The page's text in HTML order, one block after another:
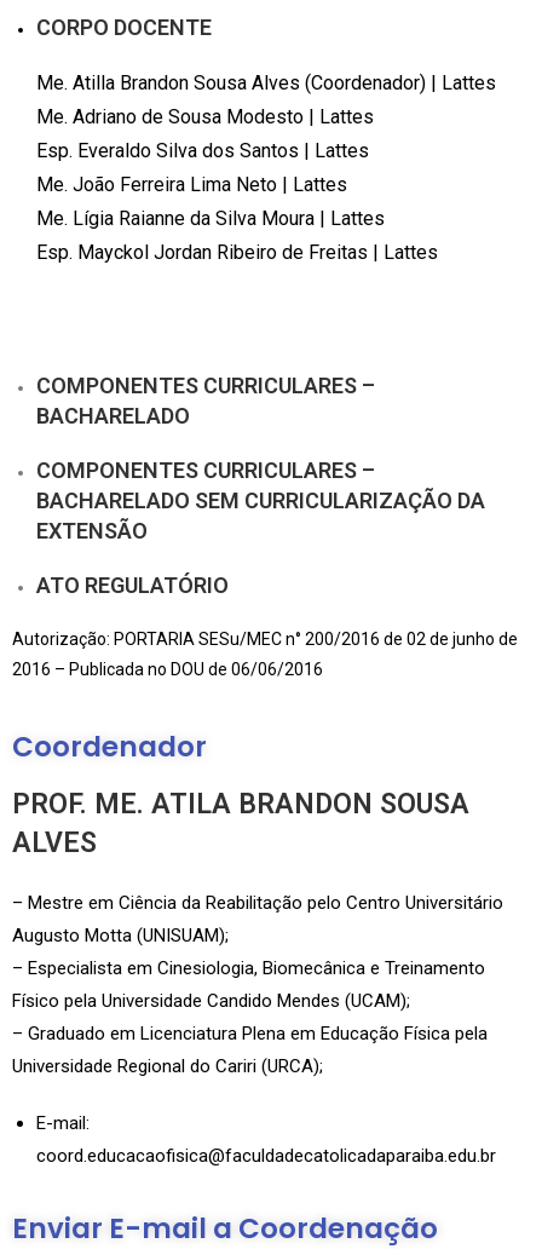
CORPO DOCENTE
Me. Atilla Brandon Sousa Alves (Coordenador) | Lattes
Me. Adriano de Sousa Modesto | Lattes
Esp. Everaldo Silva dos Santos | Lattes
Me. João Ferreira Lima Neto | Lattes
Me. Lígia Raianne da Silva Moura | Lattes
Esp. Mayckol Jordan Ribeiro de Freitas | Lattes
COMPONENTES CURRICULARES –
BACHARELADO
COMPONENTES CURRICULARES –
BACHARELADO SEM CURRICULARIZAÇÃO DA
EXTENSÃO
ATO REGULATÓRIO
Autorização: PORTARIA SESu/MEC n° 200/2016 de 02 de junho de
2016 – Publicada no DOU de 06/06/2016
Coordenador
PROF. ME. ATILA BRANDON SOUSA
ALVES
– Mestre em Ciência da Reabilitação pelo Centro Universitário
Augusto Motta (UNISUAM);
– Especialista em Cinesiologia, Biomecânica e Treinamento
Físico pela Universidade Candido Mendes (UCAM);
– Graduado em Licenciatura Plena em Educação Física pela
Universidade Regional do Cariri (URCA);
E-mail:
coord.educacaofisica@faculdadecatolicadaparaiba.edu.br
Enviar E-mail a Coordenação